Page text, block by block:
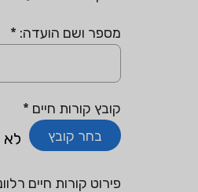
מספר ושם הועדה: *
קובץ קורות חיים *
בחר קובץ
לא
פירוט קורות חיים